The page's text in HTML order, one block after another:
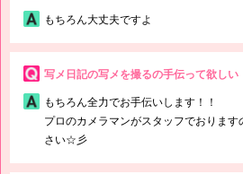
もちろん大丈夫ですよ
写メ日記の写メを撮るの手伝って欲しい
もちろん全力でお手伝いします！！
プロのカメラマンがスタッフでおりま
さい☆彡